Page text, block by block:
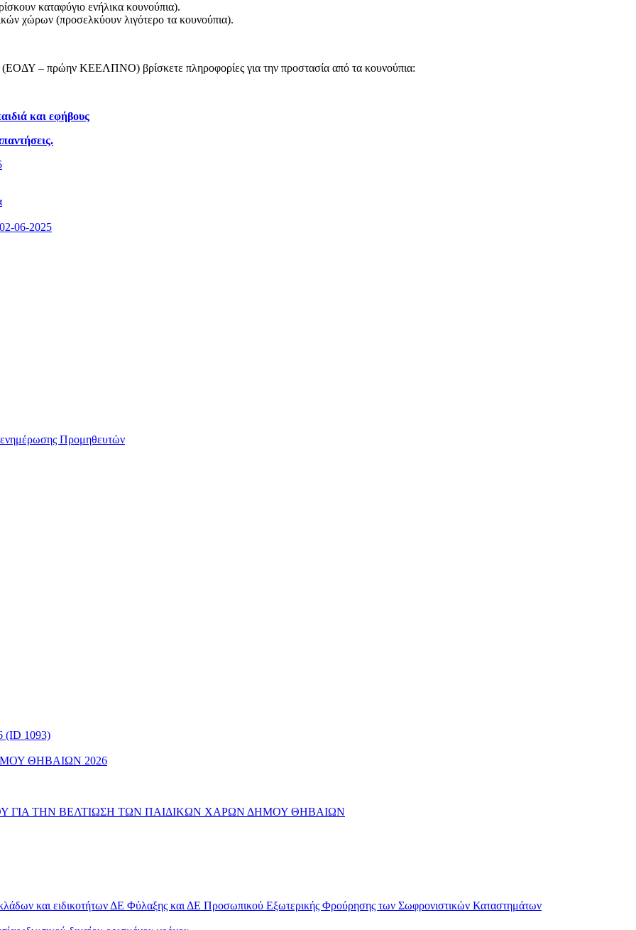
ενημέρωσης Προμηθευτών
καταφύγιο ενήλικα κουνούπια).
χώρων (προσελκύουν λιγότερο τα κουνούπια).
(ΕΟΔΥ – πρώην ΚΕΕΛΠΝΟ) βρίσκετε πληροφορίες για την προστασία από τα κουνούπια:
και εφήβους
06-2025
(ID 1093)
ΘΗΒΑΙΩΝ 2026
ΤΗΝ ΒΕΛΤΙΩΣΗ ΤΩΝ ΠΑΙΔΙΚΩΝ ΧΑΡΩΝ ΔΗΜΟΥ ΘΗΒΑΙΩΝ
και ειδικοτήτων ΔΕ Φύλαξης και ΔΕ Προσωπικού Εξωτερικής Φρούρησης των Σωφρονιστικών Καταστημάτων